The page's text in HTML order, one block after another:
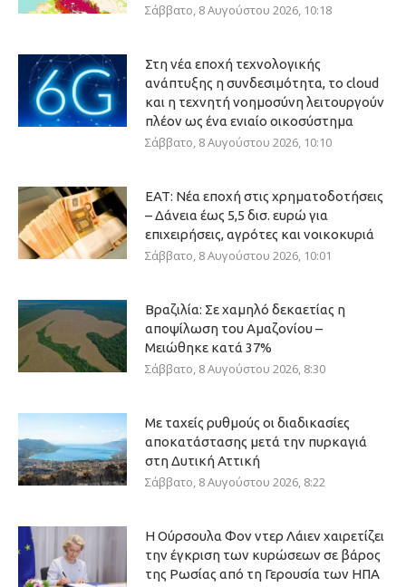
Σάββατο, 8 Αυγούστου 2026, 10:18
Στη νέα εποχή τεχνολογικής
ανάπτυξης η συνδεσιμότητα, το cloud
και η τεχνητή νοημοσύνη λειτουργούν
πλέον ως ένα ενιαίο οικοσύστημα
Σάββατο, 8 Αυγούστου 2026, 10:10
ΕΑΤ: Νέα εποχή στις χρηματοδοτήσεις
– Δάνεια έως 5,5 δισ. ευρώ για
επιχειρήσεις, αγρότες και νοικοκυριά
Σάββατο, 8 Αυγούστου 2026, 10:01
Βραζιλία: Σε χαμηλό δεκαετίας η
αποψίλωση του Αμαζονίου –
Μειώθηκε κατά 37%
Σάββατο, 8 Αυγούστου 2026, 8:30
Με ταχείς ρυθμούς οι διαδικασίες
αποκατάστασης μετά την πυρκαγιά
στη Δυτική Αττική
Σάββατο, 8 Αυγούστου 2026, 8:22
Η Ούρσουλα Φον ντερ Λάιεν χαιρετίζει
την έγκριση των κυρώσεων σε βάρος
της Ρωσίας από τη Γερουσία των ΗΠΑ